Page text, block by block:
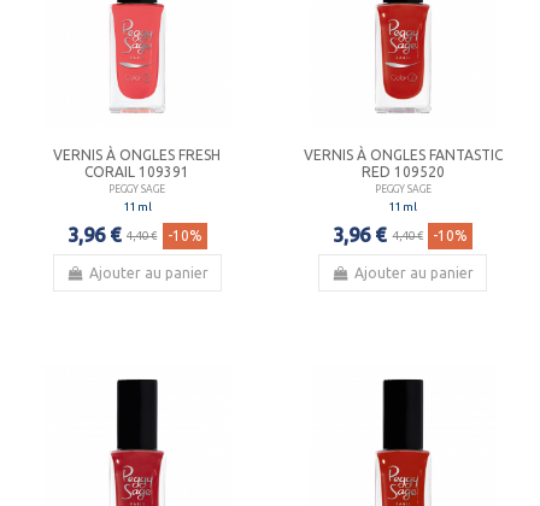
VERNIS À ONGLES FRESH
CORAIL 109391
PEGGY SAGE
11 ml
3,96 € 4,40 € -10%
Ajouter au panier
VERNIS À ONGLES FANTASTIC
RED 109520
PEGGY SAGE
11 ml
3,96 € 4,40 € -10%
Ajouter au panier